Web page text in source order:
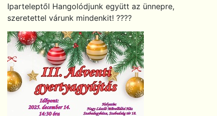
Iparteleptől Hangolódjunk együtt az ünnepre,
szeretettel várunk mindenkit! ????